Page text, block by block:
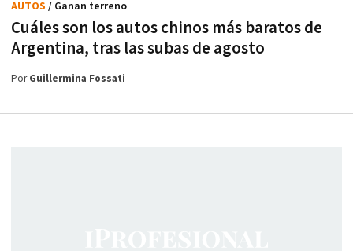
Cuáles son los autos chinos más baratos de
Argentina, tras las subas de agosto
AUTOS / Ganan terreno
PorGuillermina Fossati